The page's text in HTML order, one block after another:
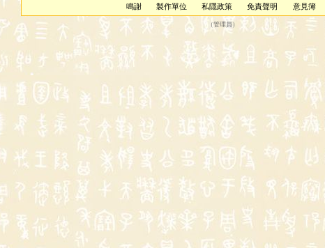
鳴謝
製作單位 私隱政策 免責聲明 意見簿
（管理員 ）